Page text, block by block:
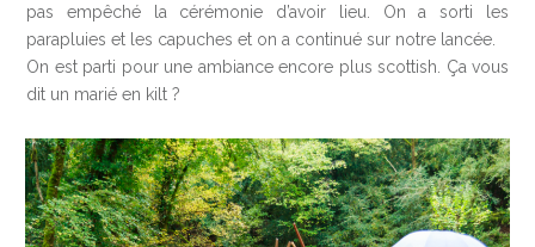
pas empêché la cérémonie d’avoir lieu. On a sorti les
parapluies et les capuches et on a continué sur notre lancée.
On est parti pour une ambiance encore plus scottish. Ça vous
dit un marié en kilt ?